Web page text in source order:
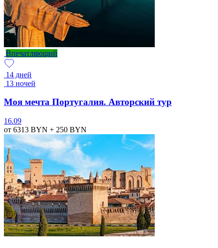
Впечатляющий
14 дней
13 ночей
Моя мечта Португалия. Авторский тур
16.09
от 6313 BYN + 250 BYN